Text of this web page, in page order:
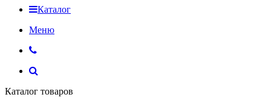
Каталог
Меню
Каталог товаров